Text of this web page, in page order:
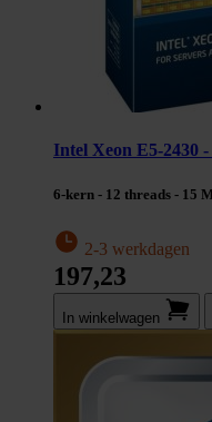
Intel Xeon E5-2430
6-kern - 12 threads - 15
2-3 werkdagen
197,23
In winkel­wagen